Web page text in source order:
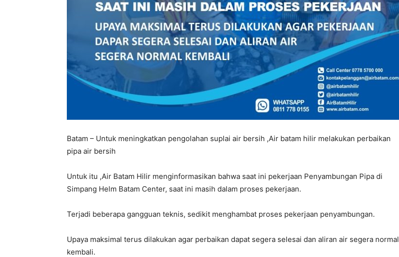
Batam – Untuk meningkatkan pengolahan suplai air bersih ,Air batam hilir melakukan perbaikan
pipa air bersih
Untuk itu ,Air Batam Hilir menginformasikan bahwa saat ini pekerjaan Penyambungan Pipa di
Simpang Helm Batam Center, saat ini masih dalam proses pekerjaan.
Terjadi beberapa gangguan teknis, sedikit menghambat proses pekerjaan penyambungan.
Upaya maksimal terus dilakukan agar perbaikan dapat segera selesai dan aliran air segera normal
kembali.